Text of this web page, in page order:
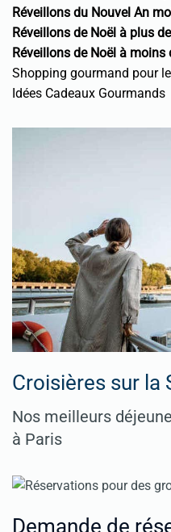
Réveillons du Nouvel An
Réveillons de Noël à plus
Réveillons de Noël à moins
Shopping gourmand pour
Idées Cadeaux Gourmands
Croisières sur la
Nos meilleurs
à Paris
Demande de